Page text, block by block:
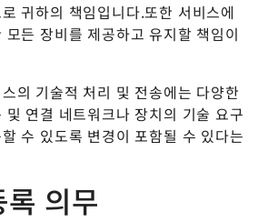
귀하의 책임입니다.또한 서비스에
든 장비를 제공하고 유지할 책임이
의 기술적 처리 및 전송에는 다양한
연결 네트워크나 장치의 기술 요구
수 있도록 변경이 포함될 수 있다는
의무